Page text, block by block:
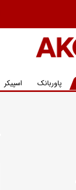
پاوربانک اسپیکر